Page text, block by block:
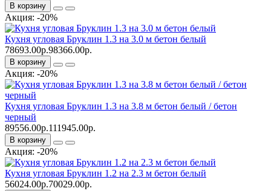
В корзину
Акция: -20%
Кухня угловая Бруклин 1.3 на 3.0 м бетон белый
78693.00р.98366.00р.
В корзину
Акция: -20%
Кухня угловая Бруклин 1.3 на 3.8 м бетон белый / бетон
черный
89556.00р.111945.00р.
В корзину
Акция: -20%
Кухня угловая Бруклин 1.2 на 2.3 м бетон белый
56024.00р.70029.00р.